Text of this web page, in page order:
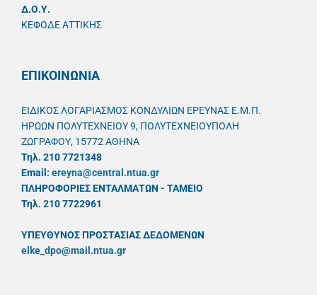
Δ.Ο.Υ.
ΚΕΦΟΔΕ ΑΤΤΙΚΗΣ
ΕΠΙΚΟΙΝΩΝΙΑ
ΕΙΔΙΚΟΣ ΛΟΓΑΡΙΑΣΜΟΣ ΚΟΝΔΥΛΙΩΝ ΕΡΕΥΝΑΣ Ε.Μ.Π.
ΗΡΩΩΝ ΠΟΛΥΤΕΧΝΕΙΟΥ 9, ΠΟΛΥΤΕΧΝΕΙΟΥΠΟΛΗ
ΖΩΓΡΑΦΟΥ, 15772 ΑΘΗΝΑ
Τηλ. 210 7721348
Email: ereyna@central.ntua.gr
ΠΛΗΡΟΦΟΡΙΕΣ ΕΝΤΑΛΜΑΤΩΝ - ΤΑΜΕΙΟ
Τηλ. 210 7722961
ΥΠΕΥΘYΝΟΣ ΠΡΟΣΤΑΣΙΑΣ ΔΕΔΟΜΕΝΩΝ
elke_dpo@mail.ntua.gr